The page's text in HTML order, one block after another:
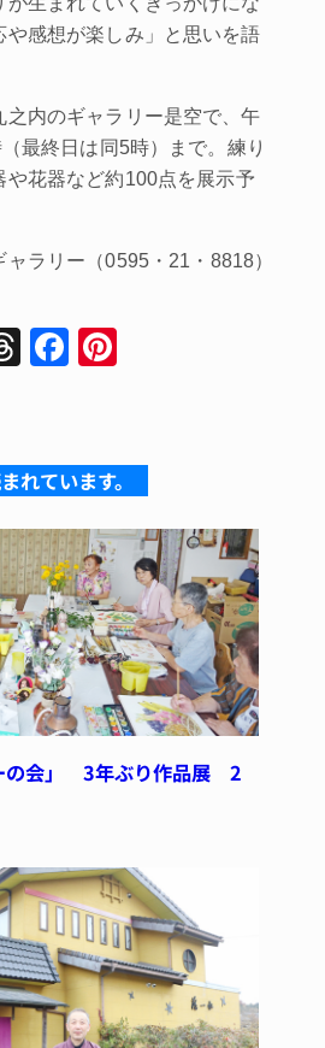
や感想が楽しみ」と思いを語
内のギャラリー是空で、午
最終日は同5時）まで。練り
や花器など約100点を展示予
ラリー（0595・21・8818）
T
a
d
s
F
e
b
o
o
k
e
st
れています。
の会」 3年ぶり作品展 2